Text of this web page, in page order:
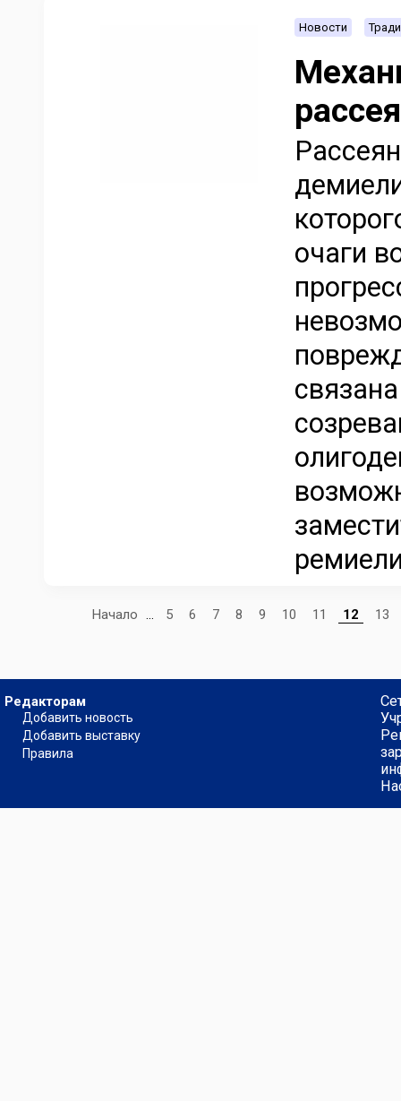
Новости
очаги
Начало ... 5 6 7 8 9 10 11 12 13
Редакторам
Добавить новость
Добавить выставку
Правила